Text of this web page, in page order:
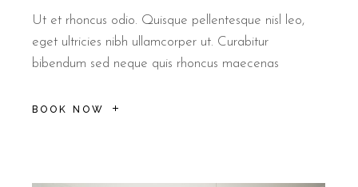
Ut et rhoncus odio. Quisque pellentesque nisl leo,
eget ultricies nibh ullamcorper ut. Curabitur
bibendum sed neque quis rhoncus maecenas
BOOK NOW